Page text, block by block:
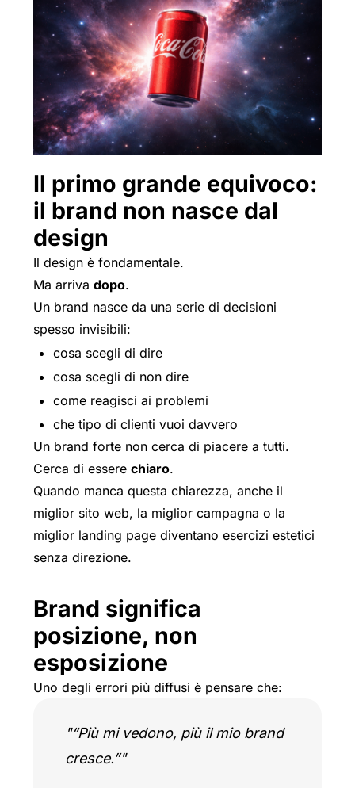
Il primo grande equivoco:
il brand non nasce dal
design
Il design è fondamentale.
Ma arriva dopo.
Un brand nasce da una serie di decisioni
spesso invisibili:
cosa scegli di dire
cosa scegli di non dire
come reagisci ai problemi
che tipo di clienti vuoi davvero
Un brand forte non cerca di piacere a tutti.
Cerca di essere chiaro.
Quando manca questa chiarezza, anche il
miglior sito web, la miglior campagna o la
miglior landing page diventano esercizi estetici
senza direzione.
Brand significa
posizione, non
esposizione
Uno degli errori più diffusi è pensare che:
“Più mi vedono, più il mio brand
cresce.”